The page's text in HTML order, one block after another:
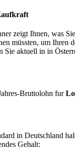
zeigt Ihnen, was
müssten, um Ihren
Sie aktuell in in
Bruttolohn fur
in Deutschland
Gehalt: